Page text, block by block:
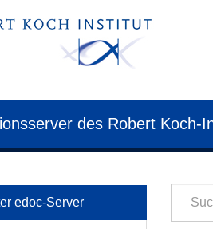
des Robert Koch-
edoc-Server